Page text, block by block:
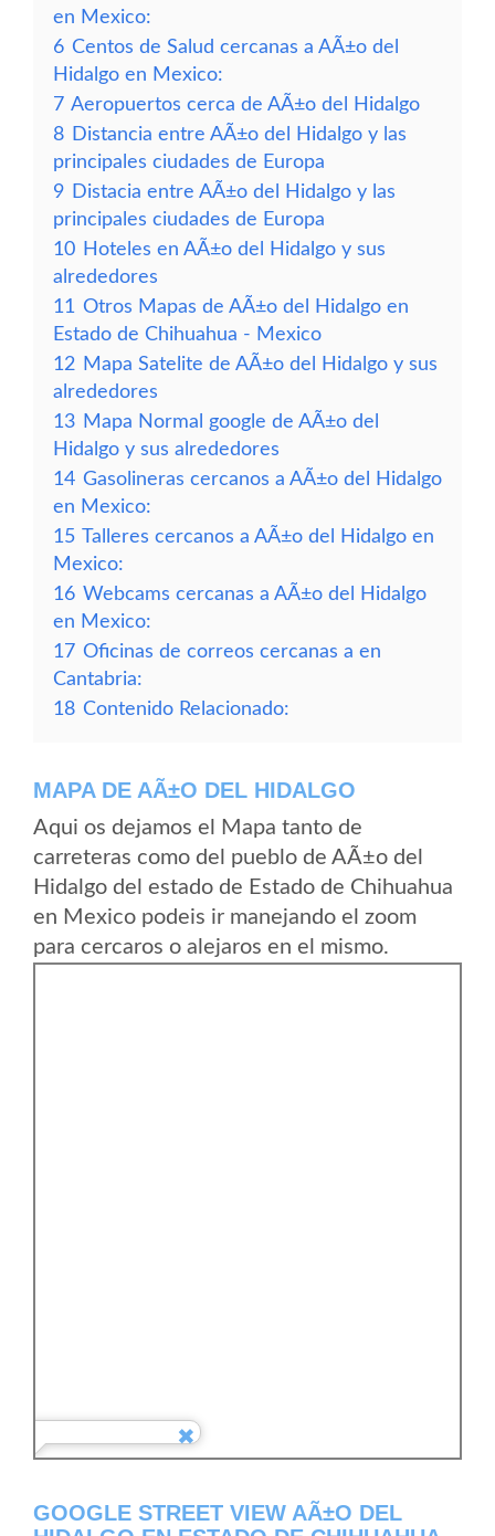
en Mexico:
6 Centos de Salud cercanas a AÃ±o del
Hidalgo en Mexico:
7 Aeropuertos cerca de AÃ±o del Hidalgo
8 Distancia entre AÃ±o del Hidalgo y las
principales ciudades de Europa
9 Distacia entre AÃ±o del Hidalgo y las
principales ciudades de Europa
10 Hoteles en AÃ±o del Hidalgo y sus
alrededores
11 Otros Mapas de AÃ±o del Hidalgo en
Estado de Chihuahua - Mexico
12 Mapa Satelite de AÃ±o del Hidalgo y sus
alrededores
13 Mapa Normal google de AÃ±o del
Hidalgo y sus alrededores
14 Gasolineras cercanos a AÃ±o del Hidalgo
en Mexico:
15 Talleres cercanos a AÃ±o del Hidalgo en
Mexico:
16 Webcams cercanas a AÃ±o del Hidalgo
en Mexico:
17 Oficinas de correos cercanas a en
Cantabria:
18 Contenido Relacionado:
MAPA DE AÃ±O DEL HIDALGO
Aqui os dejamos el Mapa tanto de
carreteras como del pueblo de AÃ±o del
Hidalgo del estado de Estado de Chihuahua
en Mexico podeis ir manejando el zoom
para cercaros o alejaros en el mismo.
GOOGLE STREET VIEW AÃ±O DEL